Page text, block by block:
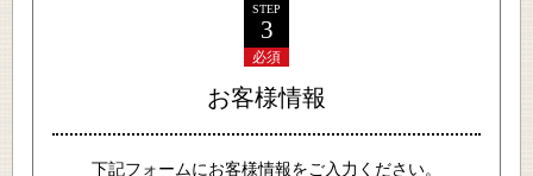
STEP
3
必須
お客様情報
下記フォームにお客様情報をご入力ください。